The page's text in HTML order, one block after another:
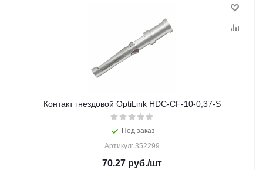
Контакт гнездовой OptiLink HDC-CF-10-0,37-S
Под заказ
Артикул: 352299
70.27 руб./шт